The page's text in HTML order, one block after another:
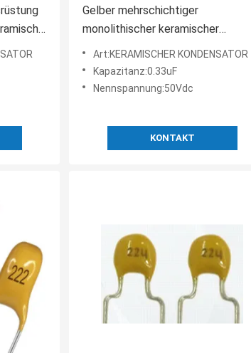
der
Gelber mehrschichtiger
monolithischer keramischer
Kondensator feuchtigkeitsfestes
stabiles 0.33uF
Art:KERAMISCHER KONDENSATOR
Kapazitanz:0.33uF
Nennspannung:50Vdc
KONTAKT